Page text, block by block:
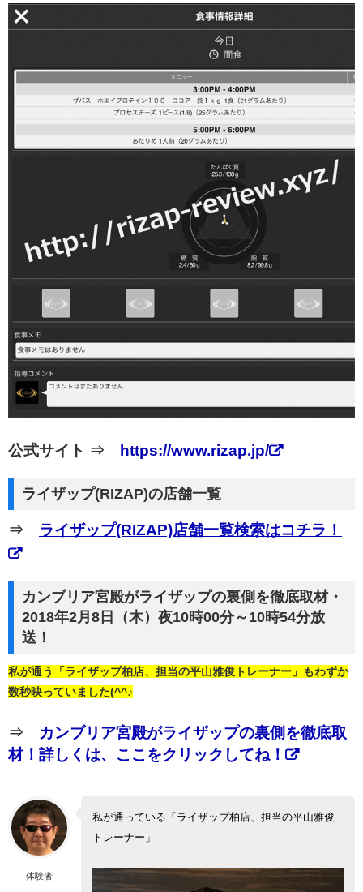
公式サイト ⇒ https://www.rizap.jp/
ライザップ(RIZAP)の店舗一覧
⇒ ライザップ(RIZAP)店舗一覧検索はコチラ！
カンブリア宮殿がライザップの裏側を徹底取材・
2018年2月8日（木）夜10時00分～10時54分放
送！
私が通う「ライザップ柏店、担当の平山雅俊トレーナー」もわずか
数秒映っていました(^^♪
⇒ カンブリア宮殿がライザップの裏側を徹底取
材！詳しくは、ここをクリックしてね！
体験者
私が通っている「ライザップ柏店、担当の平山雅俊
トレーナー」